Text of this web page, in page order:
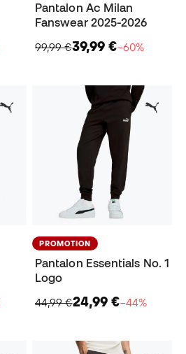
Pantalon Ac Milan
Fanswear 2025-2026
99,99 €39,99 €−60%
PROMOTION
Pantalon Essentials No. 1
Logo
44,99 €24,99 €−44%